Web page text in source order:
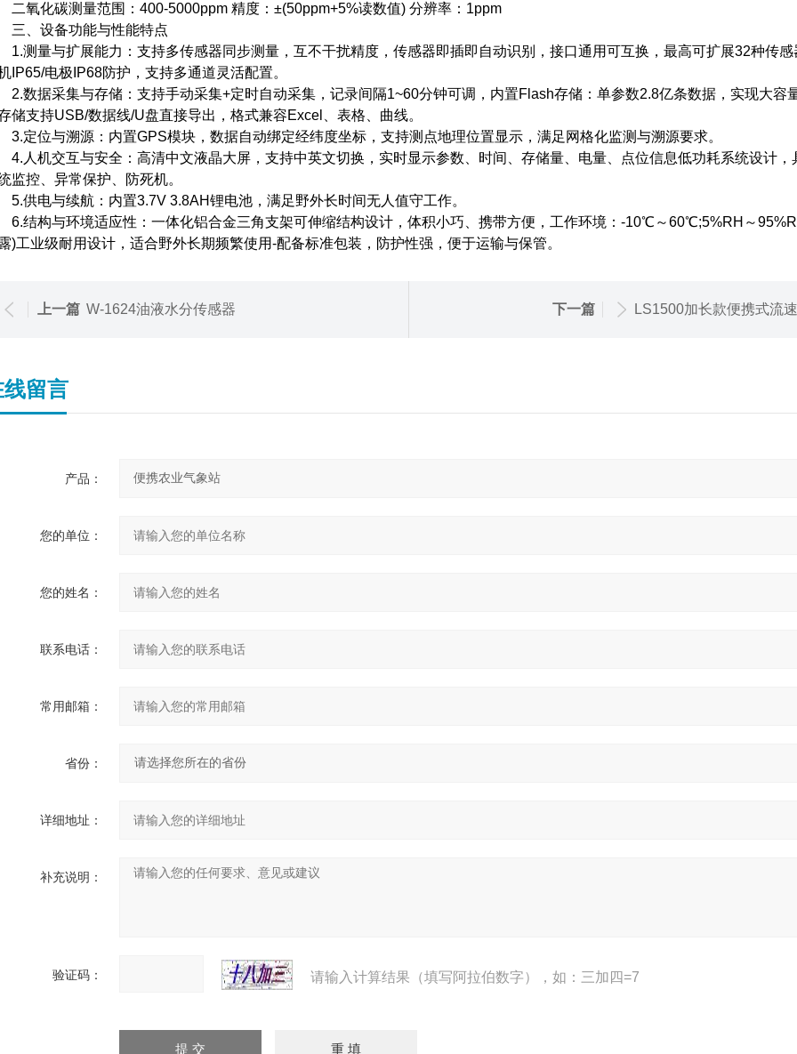
化碳测量范围：400-5000ppm 精度：±(50ppm+5%读数值) 分辨率：1ppm
设备功能与性能特点
量与扩展能力：支持多传感器同步测量，互不干扰精度，传感器即插即自动识别，接口通用可互换，最高可扩展32种传感
IP65/电极IP68防护，支持多通道灵活配置。
据采集与存储：支持手动采集+定时自动采集，记录间隔1~60分钟可调，内置Flash存储：单参数2.8亿条数据，实现大容
储支持USB/数据线/U盘直接导出，格式兼容Excel、表格、曲线。
位与溯源：内置GPS模块，数据自动绑定经纬度坐标，支持测点地理位置显示，满足网格化监测与溯源要求。
机交互与安全：高清中文液晶大屏，支持中英文切换，实时显示参数、时间、存储量、电量、点位信息低功耗系统设计，
监控、异常保护、防死机。
电与续航：内置3.7V 3.8AH锂电池，满足野外长时间无人值守工作。
构与环境适应性：一体化铝合金三角支架可伸缩结构设计，体积小巧、携带方便，工作环境：-10℃～60℃;5%RH～
)工业级耐用设计，适合野外长期频繁使用-配备标准包装，防护性强，便于运输与保管。
上一篇 W-1624油液水分传感器 下一篇 LS1500加长款便携式流
线留言
产品：
您的单位：
您的姓名：
联系电话：
常用邮箱：
省份：
详细地址：
补充说明：
验证码： 请输入计算结果（填写阿拉伯数字），如：三加四=7